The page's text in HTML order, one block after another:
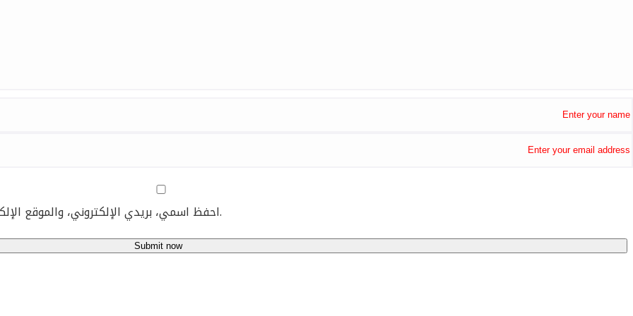
احفظ اسمي، بريدي الإلكتروني، والموقع الإلكتروني في هذا المتصفح لاستخدامها المرة المقبلة في تعليقي.